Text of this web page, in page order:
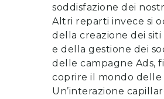
soddisfazione dei
Altri reparti invece si
della creazione dei
e della gestione dei
delle campagne Ads,
coprire il mondo delle
Un’interazione